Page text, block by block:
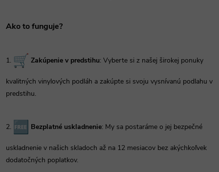
Ako to funguje?
1. Zakúpenie v predstihu: Vyberte si z našej širokej ponuky
kvalitných vinylových podláh a zakúpte si svoju vysnívanú podlahu v
predstihu.
2. Bezplatné uskladnenie: My sa postaráme o jej bezpečné
uskladnenie v našich skladoch až na 12 mesiacov bez akýchkoľvek
dodatočných poplatkov.